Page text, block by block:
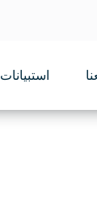
استبيانات